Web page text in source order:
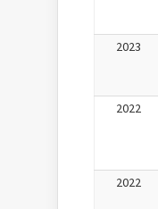
2023
2022
2022